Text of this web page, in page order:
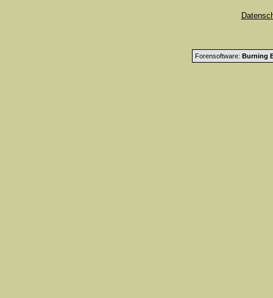
Forensoftware: Burning